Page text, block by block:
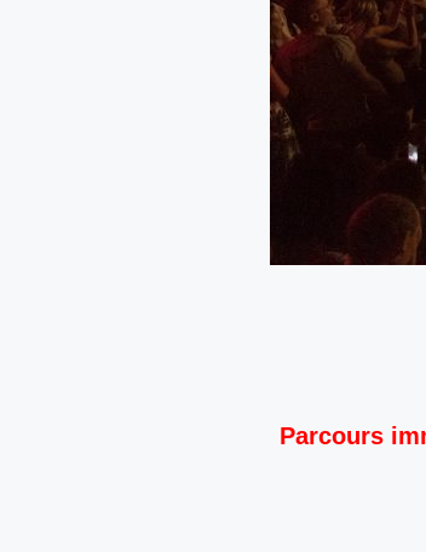
Parcours